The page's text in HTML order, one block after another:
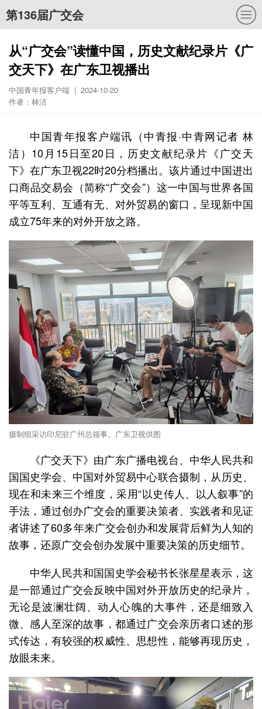
第136届广交会
从“广交会”读懂中国，历史文献纪录片《广
交天下》在广东卫视播出
中国青年报客户端 | 2024-10-20
作者：林洁
中国青年报客户端讯（中青报·中青网记者 林
洁）10月15日至20日，历史文献纪录片《广交天
下》在广东卫视22时20分档播出。该片通过中国进出
口商品交易会（简称“广交会”）这一中国与世界各国
平等互利、互通有无、对外贸易的窗口，呈现新中国
成立75年来的对外开放之路。
摄制组采访印尼驻广州总领事。广东卫视供图
《广交天下》由广东广播电视台、中华人民共和
国国史学会、中国对外贸易中心联合摄制，从历史、
现在和未来三个维度，采用“以史传人、以人叙事”的
手法，通过创办广交会的重要决策者、实践者和见证
者讲述了60多年来广交会创办和发展背后鲜为人知的
故事，还原广交会创办发展中重要决策的历史细节。
中华人民共和国国史学会秘书长张星星表示，这
是一部通过广交会反映中国对外开放历史的纪录片，
无论是波澜壮阔、动人心魄的大事件，还是细致入
微、感人至深的故事，都通过广交会亲历者口述的形
式传达，有较强的权威性、思想性，能够再现历史，
放眼未来。